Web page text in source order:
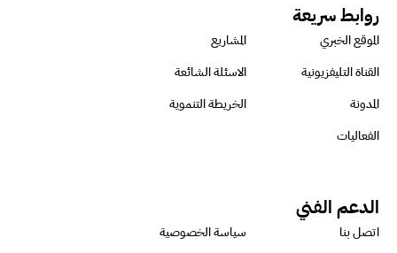
روابط سريعة
الموقع الخبري
المشاريع
القناة التليفزيونية
الاسئلة الشائعة
المدونة
الخريطة التنموية
الفعاليات
الدعم الفني
اتصل بنا سياسة الخصوصية